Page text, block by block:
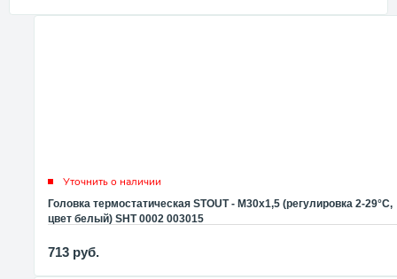
Уточнить о наличии
Головка термостатическая STOUT - M30x1,5 (регулировка 2-29°C,
цвет белый) SHT 0002 003015
713 руб.